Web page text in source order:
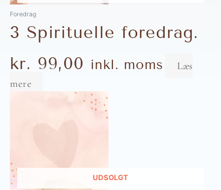
Foredrag
3 Spirituelle foredrag.
kr. 99,00 inkl. moms
Læs
mere
UDSOLGT